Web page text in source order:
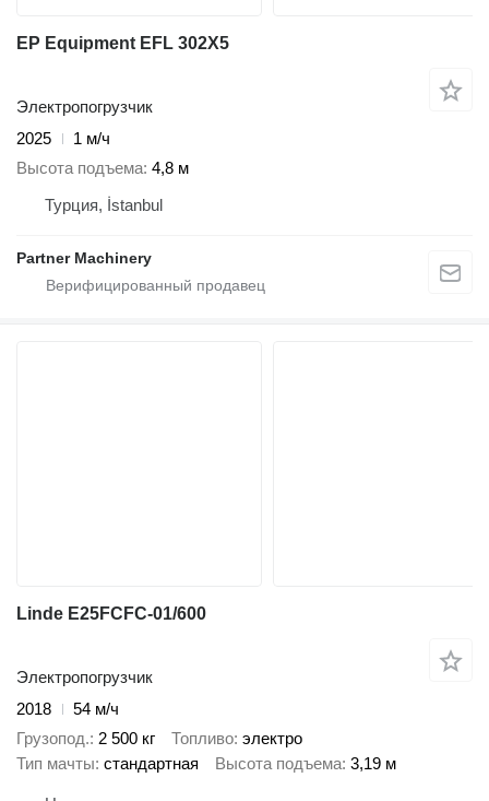
EP Equipment EFL 302X5
Электропогрузчик
2025
1 м/ч
Высота подъема 4,8 м
Турция, İstanbul
Partner Machinery
Linde E25FCFC-01/600
Электропогрузчик
2018
54 м/ч
Грузопод. 2 500 кг Топливо электро
Тип мачты стандартная Высота подъема 3,19 м